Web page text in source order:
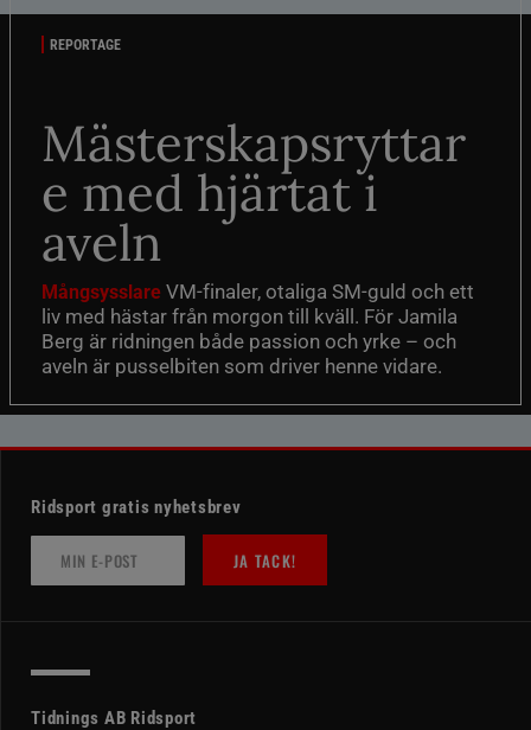
REPORTAGE
Mästerskapsryttar
e med hjärtat i
aveln
Mångsysslare VM-finaler, otaliga SM-guld och ett
liv med hästar från morgon till kväll. För Jamila
Berg är ridningen både passion och yrke – och
aveln är pusselbiten som driver henne vidare.
Ridsport gratis nyhetsbrev
JA TACK!
Tidnings AB Ridsport